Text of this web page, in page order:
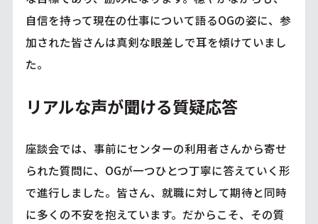
自信を持って現在の仕事について語るOGの姿に、参
加された皆さんは真剣な眼差しで耳を傾けていまし
た。
リアルな声が聞ける質疑応答
座談会では、事前にセンターの利用者さんから寄せ
られた質問に、OGが一つひとつ丁寧に答えていく形
で進行しました。皆さん、就職に対して期待と同時
に多くの不安を抱えています。だからこそ、その質